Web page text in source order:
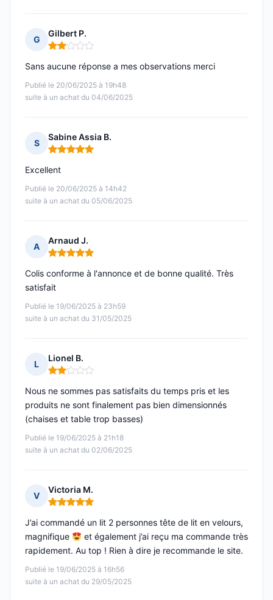
G
Gilbert P.
Note : 2 sur 5
Publié le 20/06/2025 à 19h48
suite à un achat du 04/06/2025
Sans aucune réponse a mes observations merci
S
Sabine Assia B.
Note : 5 sur 5
Publié le 20/06/2025 à 14h42
suite à un achat du 05/06/2025
Excellent
A
Arnaud J.
Note : 5 sur 5
Publié le 19/06/2025 à 23h59
suite à un achat du 31/05/2025
Colis conforme à l'annonce et de bonne qualité. Très
satisfait
L
Lionel B.
Note : 2 sur 5
Publié le 19/06/2025 à 21h18
suite à un achat du 02/06/2025
Nous ne sommes pas satisfaits du temps pris et les
produits ne sont finalement pas bien dimensionnés
(chaises et table trop basses)
V
Victoria M.
Note : 5 sur 5
Publié le 19/06/2025 à 16h56
suite à un achat du 29/05/2025
J’ai commandé un lit 2 personnes tête de lit en velours,
magnifique
et également j’ai reçu ma commande très
rapidement. Au top ! Rien à dire je recommande le site.